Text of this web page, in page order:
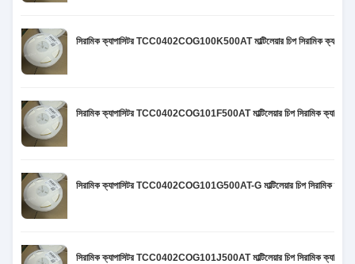
সিরামিক ক্যাপাসিটর TCC0402COG100K500AT মাল্টিলেয়ার চিপ সিরামিক
সিরামিক ক্যাপাসিটর TCC0402COG101F500AT মাল্টিলেয়ার চিপ সিরামিক
সিরামিক ক্যাপাসিটর TCC0402COG101G500AT-G মাল্টিলেয়ার চিপ সিরামিক
সিরামিক ক্যাপাসিটর TCC0402COG101J500AT মাল্টিলেয়ার চিপ সিরামিক